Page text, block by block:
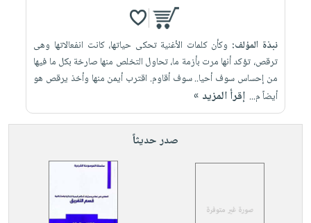
نبذة المؤلف: وكأن كلمات الأغنية تحكى حياتها، كانت انفعالاتها وهى
ترقص، تؤكد أنها مرت بأزمة ما، تحاول التخلص منها صارخة بكل ما فيها
من إحساس سوف أحيا.. سوف أقاوم. اقترب أيمن منها وأخذ يرقص هو
أيضاً م... إقرأ المزيد »
صدر حديثاً